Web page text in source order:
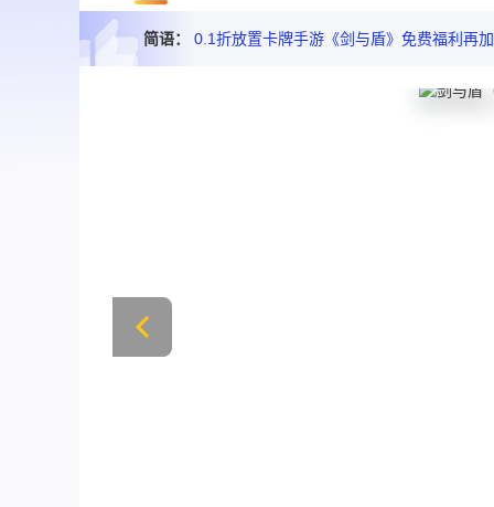
简语： 0.1折放置卡牌手游《剑与盾》免费福利再加码 每日免费送2000代金券！真充卡无上限免费领 真正实现拒绝重氪！免费千抽 进游即享 轻松组建你的神魔阵容！无需爆